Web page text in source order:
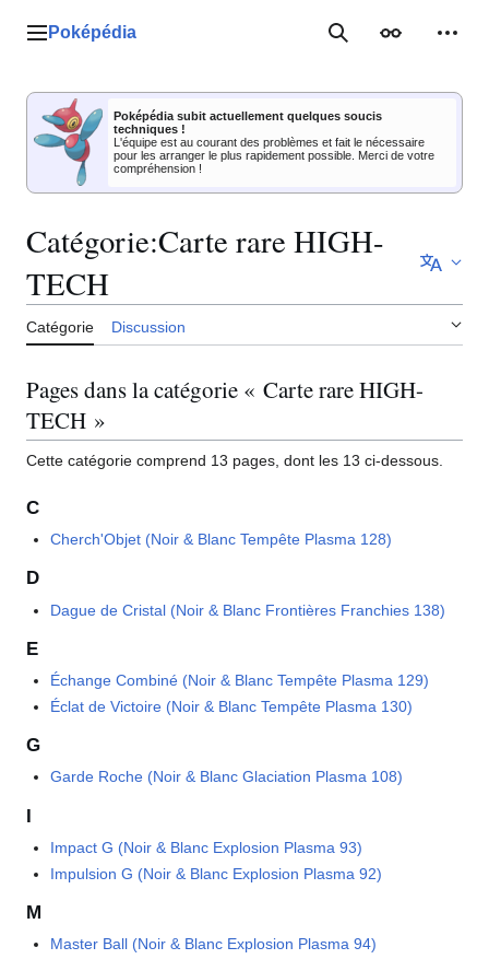
Menu principal
Poképédia RechercherApparence
Poképédia subit actuellement quelques soucis
techniques !
L'équipe est au courant des problèmes et fait le nécessaire
pour les arranger le plus rapidement possible. Merci de votre
compréhension !
Catégorie:Carte rare HIGH-
TECH
Catégorie Discussion
Pages dans la catégorie « Carte rare HIGH-
TECH »
Cette catégorie comprend 13 pages, dont les 13 ci-dessous.
C
Cherch'Objet (Noir & Blanc Tempête Plasma 128)
D
Dague de Cristal (Noir & Blanc Frontières Franchies 138)
E
Échange Combiné (Noir & Blanc Tempête Plasma 129)
Éclat de Victoire (Noir & Blanc Tempête Plasma 130)
G
Garde Roche (Noir & Blanc Glaciation Plasma 108)
I
Impact G (Noir & Blanc Explosion Plasma 93)
Impulsion G (Noir & Blanc Explosion Plasma 92)
M
Master Ball (Noir & Blanc Explosion Plasma 94)